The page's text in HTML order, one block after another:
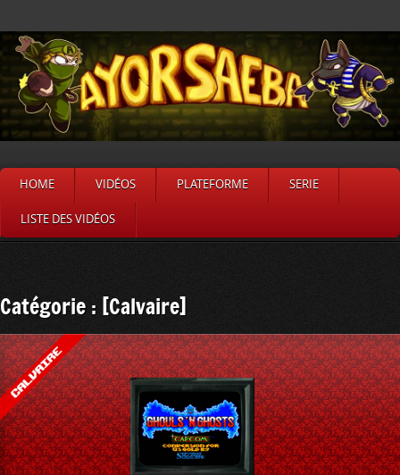
HOME VIDÉOS PLATEFORME SERIE
LISTE DES VIDÉOS
Catégorie : [Calvaire]